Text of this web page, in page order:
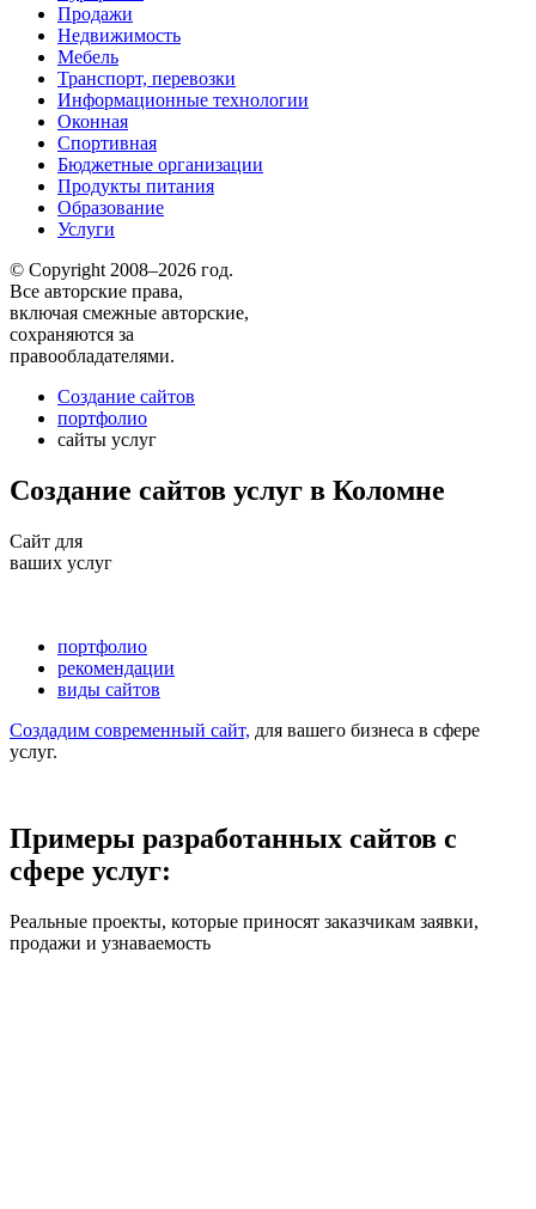
Продажи
Недвижимость
Мебель
Транспорт, перевозки
Информационные технологии
Оконная
Спортивная
Бюджетные организации
Продукты питания
Образование
Услуги
© Copyright 2008–2026 год.
Все авторские права,
включая смежные авторские,
сохраняются за
правообладателями.
Создание сайтов
портфолио
сайты услуг
Создание сайтов услуг в Коломне
Сайт для
ваших услуг
портфолио
рекомендации
виды сайтов
Создадим современный сайт, для вашего бизнеса в сфере
услуг.
Примеры разработанных сайтов с
сфере услуг:
Реальные проекты, которые приносят заказчикам заявки,
продажи и узнаваемость